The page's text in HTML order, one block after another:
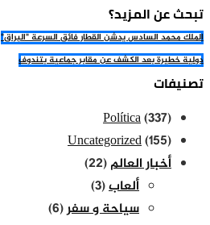
تبحث عن المزيد؟
الملك محمد السادس يدشن القطار فائق السرعة "البراق"
دولية خطيرة بعد الكشف عن مقابر جماعية بتندوف
تصنيفات
Política(337)
Uncategorized(155)
أخبار العالم(22)
ألعاب(3)
سياحة و سفر(6)